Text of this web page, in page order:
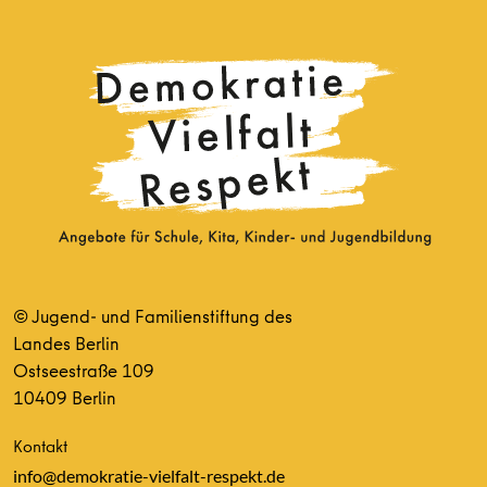
© Jugend- und Familienstiftung des
Landes Berlin
Ostseestraße 109
10409 Berlin
Kontakt
info@demokratie-vielfalt-respekt.de